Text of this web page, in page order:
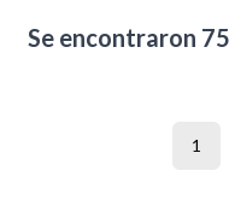
Se encontraron 75
1